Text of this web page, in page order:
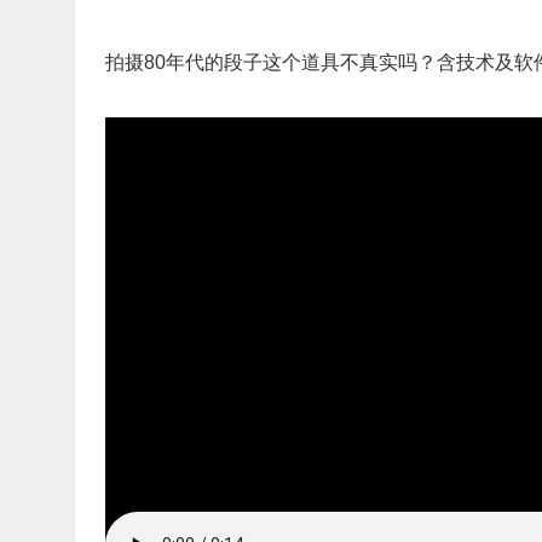
拍摄80年代的段子这个道具不真实吗？含技术及软